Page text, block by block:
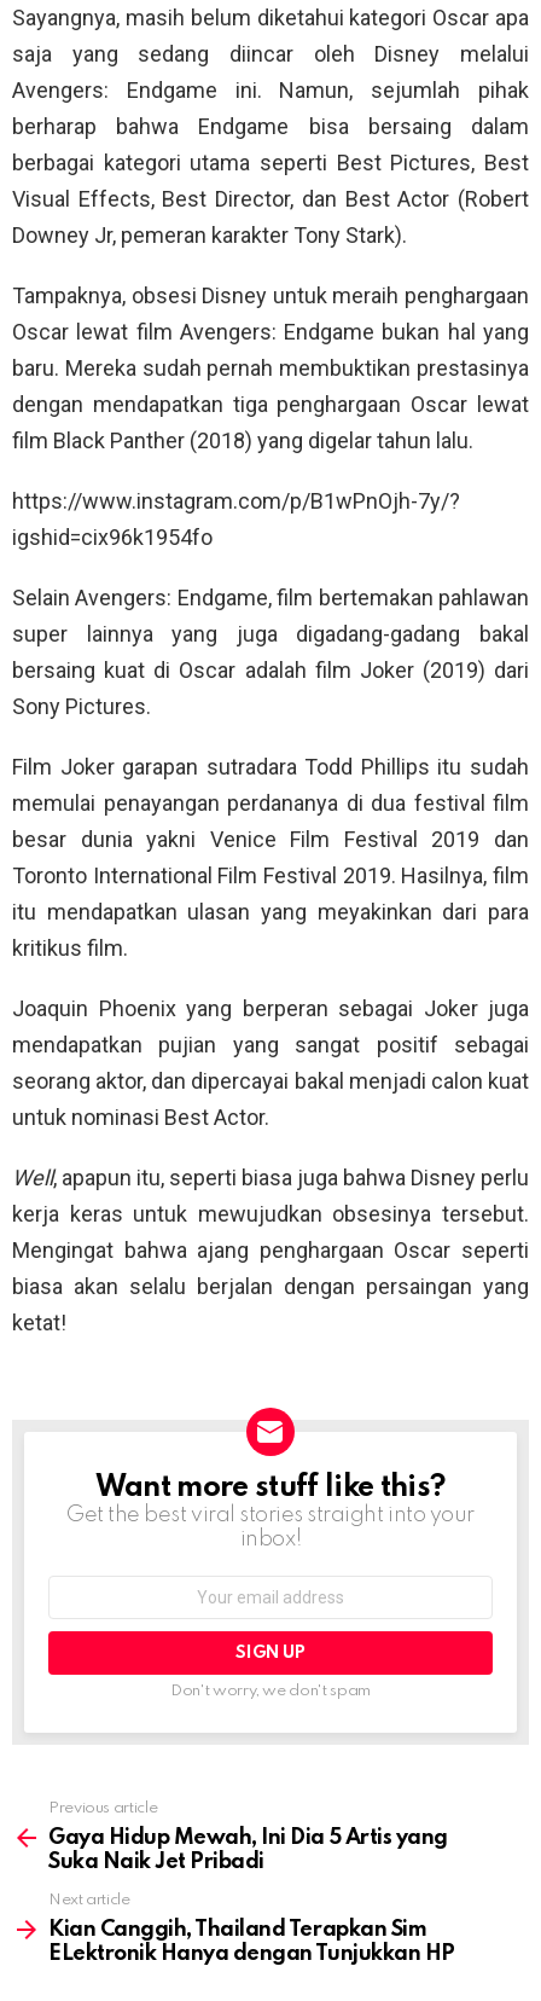
Sayangnya, masih belum diketahui kategori Oscar apa
saja yang sedang diincar oleh Disney melalui
Avengers: Endgame ini. Namun, sejumlah pihak
berharap bahwa Endgame bisa bersaing dalam
berbagai kategori utama seperti Best Pictures, Best
Visual Effects, Best Director, dan Best Actor (Robert
Downey Jr, pemeran karakter Tony Stark).
Tampaknya, obsesi Disney untuk meraih penghargaan
Oscar lewat film Avengers: Endgame bukan hal yang
baru. Mereka sudah pernah membuktikan prestasinya
dengan mendapatkan tiga penghargaan Oscar lewat
film Black Panther (2018) yang digelar tahun lalu.
https://www.instagram.com/p/B1wPnOjh-7y/?
igshid=cix96k1954fo
Selain Avengers: Endgame, film bertemakan pahlawan
super lainnya yang juga digadang-gadang bakal
bersaing kuat di Oscar adalah film Joker (2019) dari
Sony Pictures.
Film Joker garapan sutradara Todd Phillips itu sudah
memulai penayangan perdananya di dua festival film
besar dunia yakni Venice Film Festival 2019 dan
Toronto International Film Festival 2019. Hasilnya, film
itu mendapatkan ulasan yang meyakinkan dari para
kritikus film.
Joaquin Phoenix yang berperan sebagai Joker juga
mendapatkan pujian yang sangat positif sebagai
seorang aktor, dan dipercayai bakal menjadi calon kuat
untuk nominasi Best Actor.
Well, apapun itu, seperti biasa juga bahwa Disney perlu
kerja keras untuk mewujudkan obsesinya tersebut.
Mengingat bahwa ajang penghargaan Oscar seperti
biasa akan selalu berjalan dengan persaingan yang
ketat!
NEWSLETTER
Want more stuff like this?
Get the best viral stories straight into your
inbox!
Don't worry, we don't spam
more
Previous article
Gaya Hidup Mewah, Ini Dia 5 Artis yang
Suka Naik Jet Pribadi
Next article
Kian Canggih, Thailand Terapkan Sim
ELektronik Hanya dengan Tunjukkan HP